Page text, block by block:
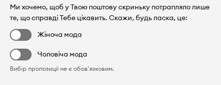
Ми хочемо, щоб у Твою поштову скриньку потрапляло лише
те, що справді Тебе цікавить. Скажи, будь ласка, це:
Жіноча мода
Чоловіча мода
Вибір пропозиції не є обов'язковим.